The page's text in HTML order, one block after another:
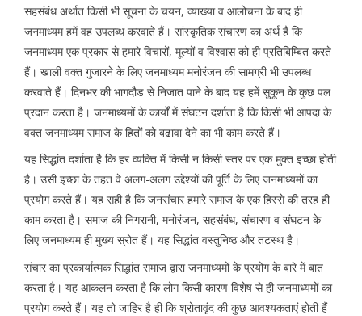
सहसंबंध अर्थात किसी भी सूचना के चयन, व्याख्या व आलोचना के बाद ही
जनमाध्यम हमें वह उपलब्ध करवाते हैं। सांस्कृतिक संचारण का अर्थ है कि
जनमाध्यम एक प्रकार से हमारे विचारों, मूल्यों व विश्वास को ही प्रतिबिम्बित करते
हैं। खाली वक्त गुजारने के लिए जनमाध्यम मनोरंजन की सामग्री भी उपलब्ध
करवाते हैं। दिनभर की भागदौड से निजात पाने के बाद यह हमें सुकून के कुछ पल
प्रदान करता है। जनमाध्यमों के कार्यों में संघटन दर्शाता है कि किसी भी आपदा के
वक्त जनमाध्यम समाज के हितों को बढावा देने का भी काम करते हैं।
यह सिद्धांत दर्शाता है कि हर व्यक्ति में किसी न किसी स्तर पर एक मुक्त इच्छा होती
है। उसी इच्छा के तहत वे अलग-अलग उद्देश्यों की पूर्ति के लिए जनमाध्यमों का
प्रयोग करते हैं। यह सही है कि जनसंचार हमारे समाज के एक हिस्से की तरह ही
काम करता है। समाज की निगरानी, मनोरंजन, सहसंबंध, संचारण व संघटन के
लिए जनमाध्यम ही मुख्य स्रोत हैं। यह सिद्धांत वस्तुनिष्ठ और तटस्थ है।
संचार का प्रकार्यात्मक सिद्धांत समाज द्वारा जनमाध्यमों के प्रयोग के बारे में बात
करता है। यह आकलन करता है कि लोग किसी कारण विशेष से ही जनमाध्यमों का
प्रयोग करते हैं। यह तो जाहिर है ही कि श्रोतावृंद की कुछ आवश्यकताएं होती हैं